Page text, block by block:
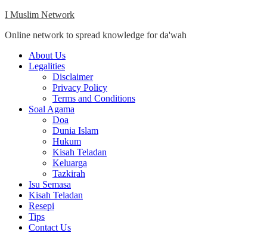
Skip
content
I Muslim Network
Online network to spread knowledge for da'wah
Close
Menu
About Us
Legalities
Disclaimer
Privacy Policy
Terms and Conditions
Soal Agama
Doa
Dunia Islam
Hukum
Kisah Teladan
Keluarga
Tazkirah
Isu Semasa
Kisah Teladan
Resepi
Tips
Contact Us